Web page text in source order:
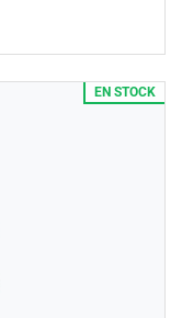
EN STOCK